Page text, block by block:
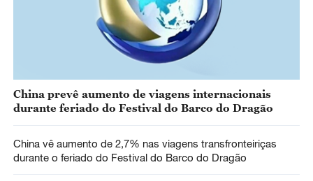
China prevê aumento de viagens internacionais
durante feriado do Festival do Barco do Dragão
China vê aumento de 2,7% nas viagens transfronteiriças
durante o feriado do Festival do Barco do Dragão